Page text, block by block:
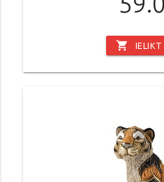
shopping_cart